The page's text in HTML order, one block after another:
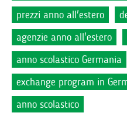
prezzi anno all'estero
agenzie anno all'estero
anno scolastico Germania
exchange program in
anno scolastico